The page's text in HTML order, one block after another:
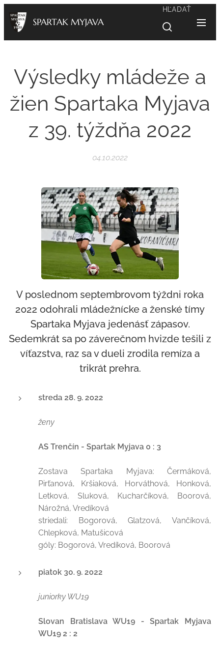
SPARTAK MYJAVA
HĽADAŤ
Výsledky mládeže a
žien Spartaka Myjava
z 39. týždňa 2022
04.10.2022
V poslednom septembrovom týždni roka
2022 odohrali mládežnícke a ženské tímy
Spartaka Myjava jedenásť zápasov.
Sedemkrát sa po záverečnom hvizde tešili z
víťazstva, raz sa v dueli zrodila remíza a
trikrát prehra.
streda 28. 9. 2022
ženy
AS Trenčín - Spartak Myjava 0 : 3
Zostava Spartaka Myjava: Čermáková,
Pirťanová, Kršiaková, Horváthová, Honková,
Letková, Sluková, Kucharčíková, Boorová,
Nárožná, Vredíková
striedali: Bogorová, Glatzová, Vančíková,
Chlepková, Matušicová
góly: Bogorová, Vredíková, Boorová
piatok 30. 9. 2022
juniorky WU19
Slovan Bratislava WU19 - Spartak Myjava
WU19 2 : 2